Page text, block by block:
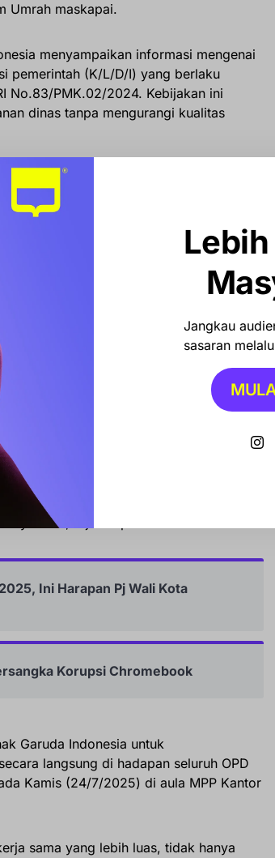
Umrah maskapai.
menyampaikan informasi mengenai
pemerintah (K/L/D/I) yang berlaku
No.83/PMK.02/2024. Kebijakan ini
dinas tanpa mengurangi kualitas
Musda Golkar Sulsel Jelang
perjalanan umrah dengan
diharapkan dapat memberikan
ibadah ke Tanah Suci.
apresiasi atas inisiatif dan komitmen
mobilitas pemerintahan maupun
daerah tentu sangat terbantu
terjangkau. Demikian pula layanan
ujar Bupati Barru.
Ini Harapan Pj Wali Kota
Korupsi Chromebook
Garuda Indonesia untuk
langsung di hadapan seluruh OPD
Kamis (24/7/2025) di aula MPP Kantor
sama yang lebih luas, tidak hanya
Jangkau
sasaran